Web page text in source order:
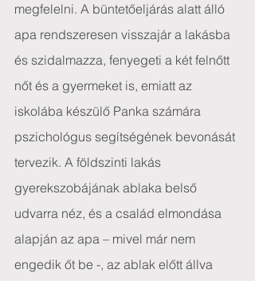
megfelelni. A büntetőeljárás alatt álló
apa rendszeresen visszajár a lakásba
és szidalmazza, fenyegeti a két felnőtt
nőt és a gyermeket is, emiatt az
iskolába készülő Panka számára
pszichológus segítségének bevonását
tervezik. A földszinti lakás
gyerekszobájának ablaka belső
udvarra néz, és a család elmondása
alapján az apa – mivel már nem
engedik őt be -, az ablak előtt állva